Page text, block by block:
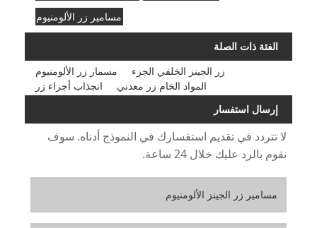
مسامير زر الألومنيوم
الفئة ذات الصلة
مسمار زر الألومنيوم
زر الجينز الخلفي الجزء
انجذاب أجزاء زر
المواد الخام زر معدني
إرسال استفسار
لا تتردد في تقديم استفسارك في النموذج أدناه. سوف
نقوم بالرد عليك خلال 24 ساعة.